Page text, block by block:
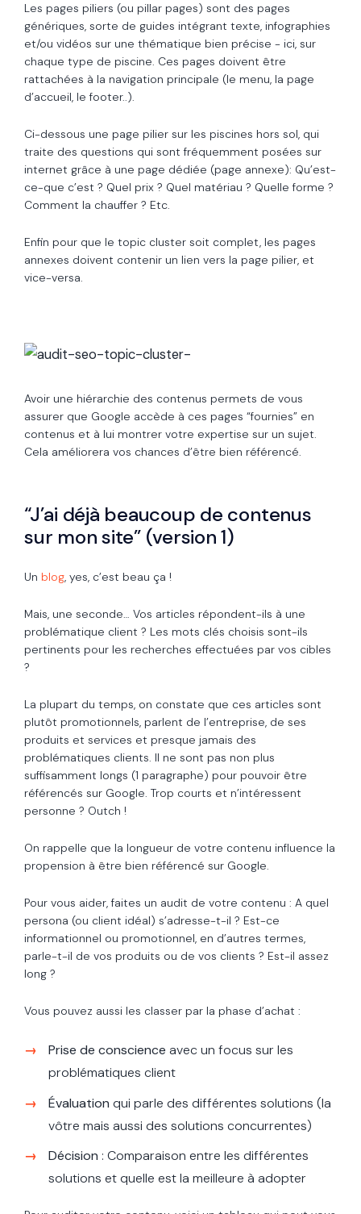
Les pages piliers (ou pillar pages) sont des pages
génériques, sorte de guides intégrant texte, infographies
et/ou vidéos sur une thématique bien précise - ici, sur
chaque type de piscine. Ces pages doivent être
rattachées à la navigation principale (le menu, la page
d’accueil, le footer..).
Ci-dessous une page pilier sur les piscines hors sol, qui
traite des questions qui sont fréquemment posées sur
internet grâce à une page dédiée (page annexe): Qu’est-
ce-que c’est ? Quel prix ? Quel matériau ? Quelle forme ?
Comment la chauffer ? Etc.
Enfin pour que le topic cluster soit complet, les pages
annexes doivent contenir un lien vers la page pilier, et
vice-versa.
Avoir une hiérarchie des contenus permets de vous
assurer que Google accède à ces pages “fournies” en
contenus et à lui montrer votre expertise sur un sujet.
Cela améliorera vos chances d’être bien référencé.
“J’ai déjà beaucoup de contenus
sur mon site” (version 1)
Un blog, yes, c’est beau ça !
Mais, une seconde… Vos articles répondent-ils à une
problématique client ? Les mots clés choisis sont-ils
pertinents pour les recherches effectuées par vos cibles
?
La plupart du temps, on constate que ces articles sont
plutôt promotionnels, parlent de l’entreprise, de ses
produits et services et presque jamais des
problématiques clients. Il ne sont pas non plus
suffisamment longs (1 paragraphe) pour pouvoir être
référencés sur Google. Trop courts et n’intéressent
personne ? Outch !
On rappelle que la longueur de votre contenu influence la
propension à être bien référencé sur Google.
Pour vous aider, faites un audit de votre contenu : A quel
persona (ou client idéal) s’adresse-t-il ? Est-ce
informationnel ou promotionnel, en d’autres termes,
parle-t-il de vos produits ou de vos clients ? Est-il assez
long ?
Vous pouvez aussi les classer par la phase d’achat :
Prise de conscience avec un focus sur les
problématiques client
Évaluation qui parle des différentes solutions (la
vôtre mais aussi des solutions concurrentes)
Décision : Comparaison entre les différentes
solutions et quelle est la meilleure à adopter